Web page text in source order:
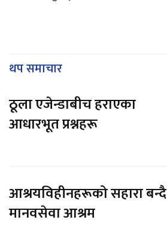
थप समाचार
ठूला एजेन्डाबीच हराएका
आधारभूत प्रश्नहरू
आश्रयविहीनहरूको सहारा बन्दै
मानवसेवा आश्रम